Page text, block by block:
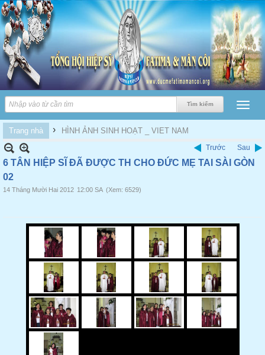
Trang nhà › HÌNH ẢNH SINH HOẠT _ VIET NAM
Trước Sau
6 TÂN HIỆP SĨ ĐÃ ĐƯỢC TH CHO ĐỨC MẸ TAI SÀI GÒN
02
14 Tháng Mười Hai 2012 12:00 SA (Xem: 6529)